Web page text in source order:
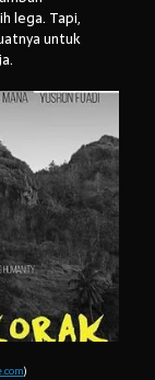
lega. Tapi,
untuk
)